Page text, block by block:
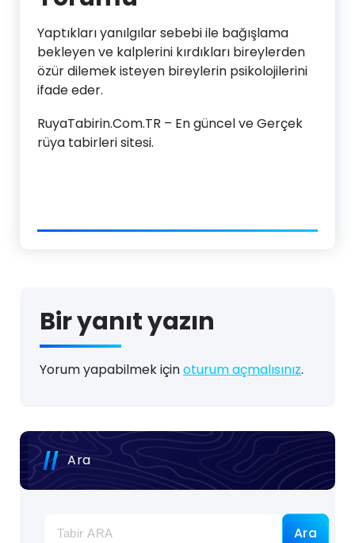
Yaptıkları yanılgılar sebebi ile bağışlama
bekleyen ve kalplerini kırdıkları bireylerden
özür dilemek isteyen bireylerin psikolojilerini
ifade eder.
RuyaTabirin.Com.TR – En güncel ve Gerçek
rüya tabirleri sitesi.
Bir yanıt yazın
Yorum yapabilmek içinoturum açmalısınız.
Ara
Ara